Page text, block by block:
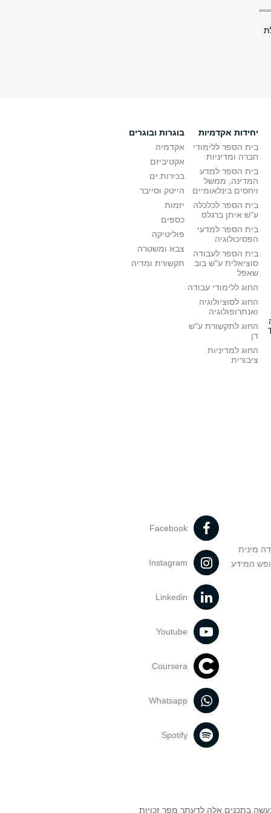
יחידות אקדמיות
בית הספר ללימודי
חברה ומדיניות
בית הספר למדע
המדינה, ממשל
ויחסים בינלאומיים
בית הספר לכלכלה
ע"ש איתן ברגלס
בית הספר למדעי
הפסיכולוגיה
בית הספר לעבודה
סוציאלית ע"ש בוב
שאפל
החוג ללימודי עבודה
החוג לסוציולוגיה
ואנתרופולוגיה
החוג לתקשורת ע"ש
דן
החוג למדיניות
ציבורית
בוגרות ובוגרים
אקדמיה
אקטיביזם
בכירות.ים
הייטק וסייבר
יזמות
כספים
פוליטיקה
צבא ומשטרה
תקשורת ומדיה
מינית
המידע
Facebook
Instagram
Linkedin
Youtube
Coursera
Whatsapp
Spotify
בתכנים אלה לדעתך מפר זכויות